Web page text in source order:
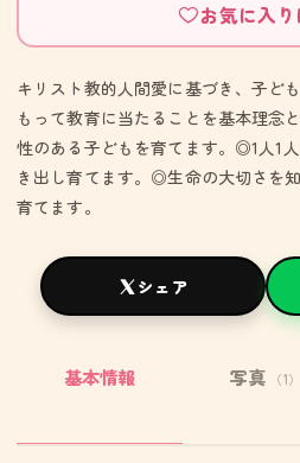
お気に入
キリスト教的人間愛に基づき、子ど
もって教育に当たることを基本理念
性のある子どもを育てます。◎1人1
き出し育てます。◎生命の大切さを
育てます。
シェア
基本情報 写真 （1）